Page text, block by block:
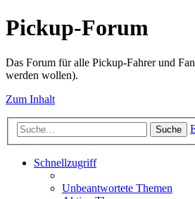
Pickup-Forum
Das Forum für alle Pickup-Fahrer und
werden wollen).
Zum Inhalt
Suche
Schnellzugriff
Unbeantwortete Themen